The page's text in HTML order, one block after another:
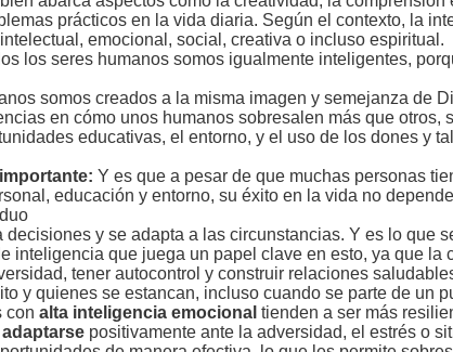
prácticos en la vida diaria. Según el contexto, la
emocional, social, creativa o incluso espiritual.
los seres humanos somos igualmente inteligentes,
somos creados a la misma imagen y semejanza de
en cómo unos humanos sobresalen más que otros,
educativas, el entorno, y el uso de los dones y
Y es que a pesar de que muchas personas
educación y entorno, su éxito en la vida no
decisiones y se adapta a las circunstancias. Y es lo que
inteligencia que juega un papel clave en esto, ya que la
tener autocontrol y construir relaciones
y quienes se estancan, incluso cuando se parte de un
con alta inteligencia emocional tienden a ser más
adaptarse positivamente ante la adversidad, el estrés o